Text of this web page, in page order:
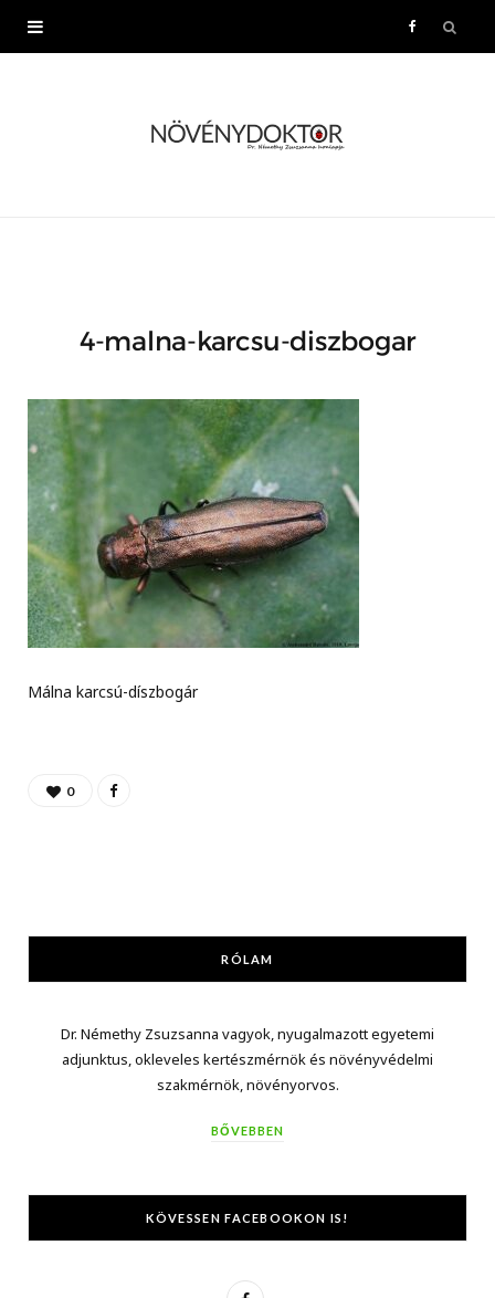
o
4-malna-karcsu-diszbogar
Málna karcsú-díszbogár
0
RÓLAM
Dr. Némethy Zsuzsanna vagyok, nyugalmazott egyetemi
adjunktus, okleveles kertészmérnök és növényvédelmi
szakmérnök, növényorvos.
BŐVEBBEN
KÖVESSEN FACEBOOKON IS!